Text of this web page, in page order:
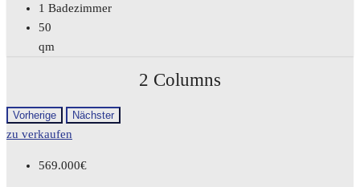
1 Badezimmer
50
qm
2 Columns
Vorherige Nächster
zu verkaufen
569.000€